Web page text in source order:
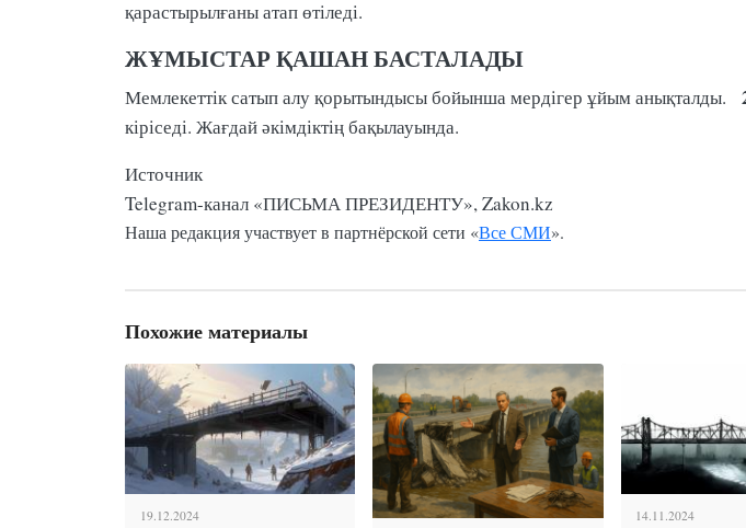
қарастырылғаны атап өтіледі.
ЖҰМЫСТАР ҚАШАН БАСТАЛАДЫ
Мемлекеттік сатып алу қорытындысы бойынша мердігер ұйым анықталды.
кіріседі. Жағдай әкімдіктің бақылауында.
Источник
Telegram-канал «ПИСЬМА ПРЕЗИДЕНТУ», Zakon.kz
Наша редакция участвует в партнёрской сети «Все СМИ».
Похожие материалы
19.12.2024 14.11.2024